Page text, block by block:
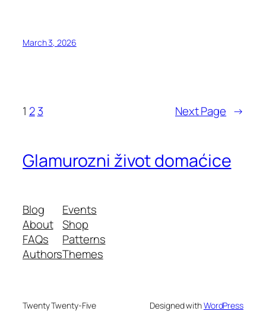
March 3, 2026
1 2 3 Next Page →
Glamurozni život domaćice
Blog
About
FAQs
Authors
Events
Shop
Patterns
Themes
Twenty Twenty-Five Designed withWordPress